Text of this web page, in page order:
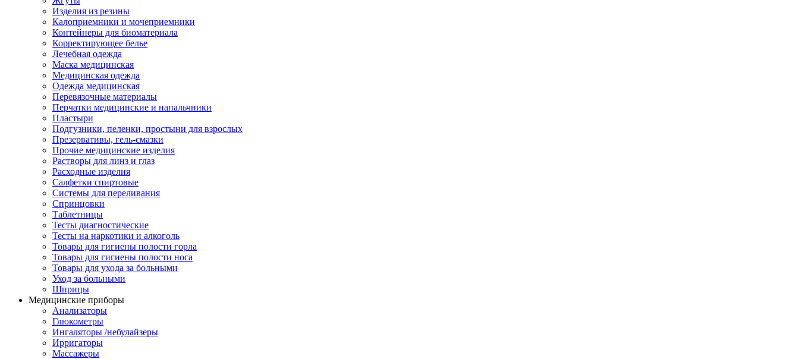
Изделия из резины
Калоприемники и мочеприемники
Контейнеры для биоматериала
Корректирующее белье
Лечебная одежда
Маска медицинская
Медицинская одежда
Одежда медицинская
Перевязочные материалы
Перчатки медицинские и напальчники
Пластыри
Подгузники, пеленки, простыни для взрослых
Презервативы, гель-смазки
Прочие медицинские изделия
Растворы для линз и глаз
Расходные изделия
Салфетки спиртовые
Системы для переливания
Спринцовки
Таблетницы
Тесты диагностические
Тесты на наркотики и алкоголь
Товары для гигиены полости горла
Товары для гигиены полости носа
Товары для ухода за больными
Уход за больными
Шприцы
Медицинские приборы
Анализаторы
Глюкометры
Ингаляторы /небулайзеры
Ирригаторы
Массажеры